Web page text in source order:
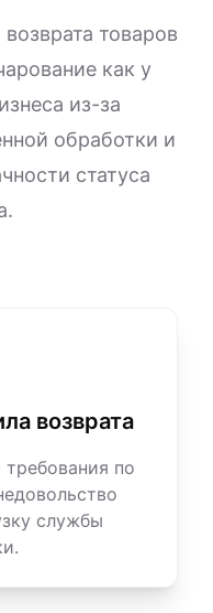
товаров
как у
из-за
обработки и
статуса
возврата
по
службы